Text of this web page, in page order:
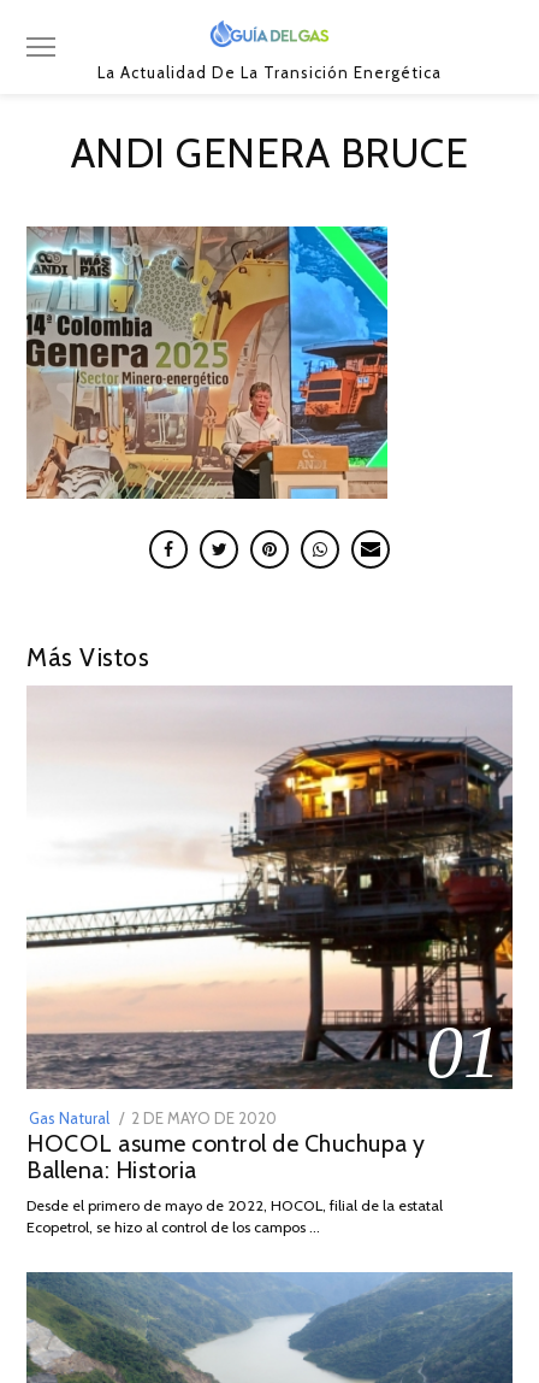
La Actualidad De La Transición Energética
ANDI GENERA BRUCE
Más Vistos
01
Gas Natural
POSTED
ON
2 DE MAYO DE 2020
DE
2026
HOCOL asume control de Chuchupa y
Ballena: Historia
Desde el primero de mayo de 2022, HOCOL, filial de la estatal
Ecopetrol, se hizo al control de los campos …